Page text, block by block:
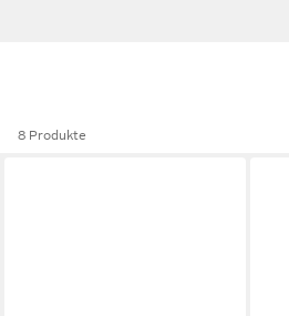
8 Produkte